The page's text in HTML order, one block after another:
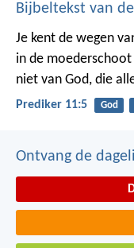
Bijbeltekst van
Je kent de wegen
in de
niet van God, die
Prediker 11:5 God
Ontvang de